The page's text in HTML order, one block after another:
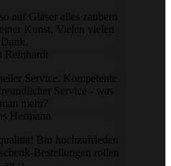
auf Gläser alles zaubern
Kunst. Vielen vielen
Dank.
Reinhardt
Service. Kompetente
Service - was
mehr?
Hermann
Bin hochzufrieden
Bestellungen rollen